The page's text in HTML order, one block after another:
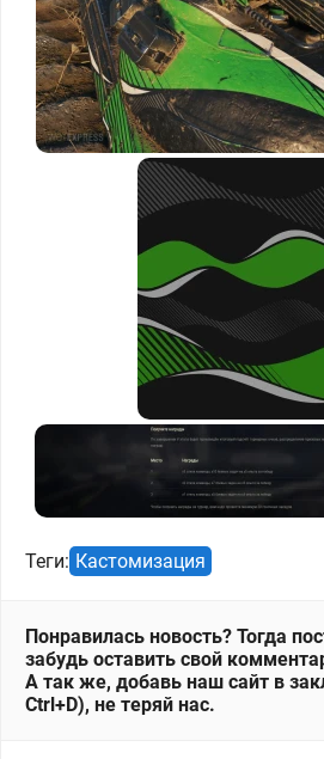
Теги: Кастомизация
Понравилась новость? Тогда
забудь оставить свой
А так же, добавь наш сайт в
Ctrl+D), не теряй нас.